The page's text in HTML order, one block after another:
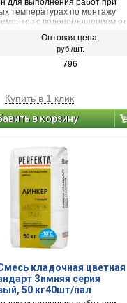
для выполнения работ при
температурах по монтажу
с водопоглощением от
керамический кирпич, рядовой
и плотный силикатный кирпич,
из бетона и натурального
Оптовая цена,
руб./шт.
796
Купить в 1 клик
в корзину
кладочная цветная
Зимняя серия
50 кг40шт/пал